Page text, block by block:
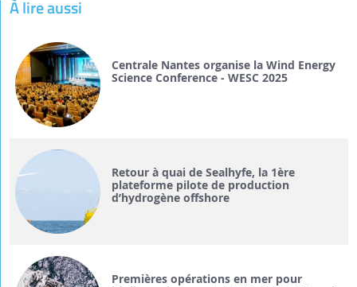
À lire aussi
Centrale Nantes organise la Wind Energy
Science Conference - WESC 2025
Retour à quai de Sealhyfe, la 1ère
plateforme pilote de production
d’hydrogène offshore
Premières opérations en mer pour